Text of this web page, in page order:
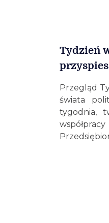
Tydzień
Przegląd
świata
tygodnia,